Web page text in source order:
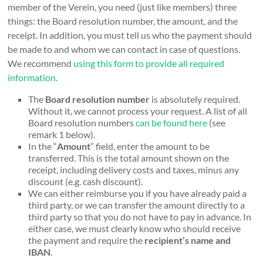
member of the Verein, you need (just like members) three
things: the Board resolution number, the amount, and the
receipt. In addition, you must tell us who the payment should
be made to and whom we can contact in case of questions.
We recommend using this form to provide all required
information.
The Board resolution number is absolutely required.
Without it, we cannot process your request. A list of all
Board resolution numberscan be found here (see
remark 1 below).
In the “Amount” field, enter the amount to be
transferred. This is the total amount shown on the
receipt, including delivery costs and taxes, minus any
discount (e.g. cash discount).
We can either reimburse you if you have already paid a
third party, or we can transfer the amount directly to a
third party so that you do not have to pay in advance. In
either case, we must clearly know who should receive
the payment and require the recipient’s name and
IBAN.